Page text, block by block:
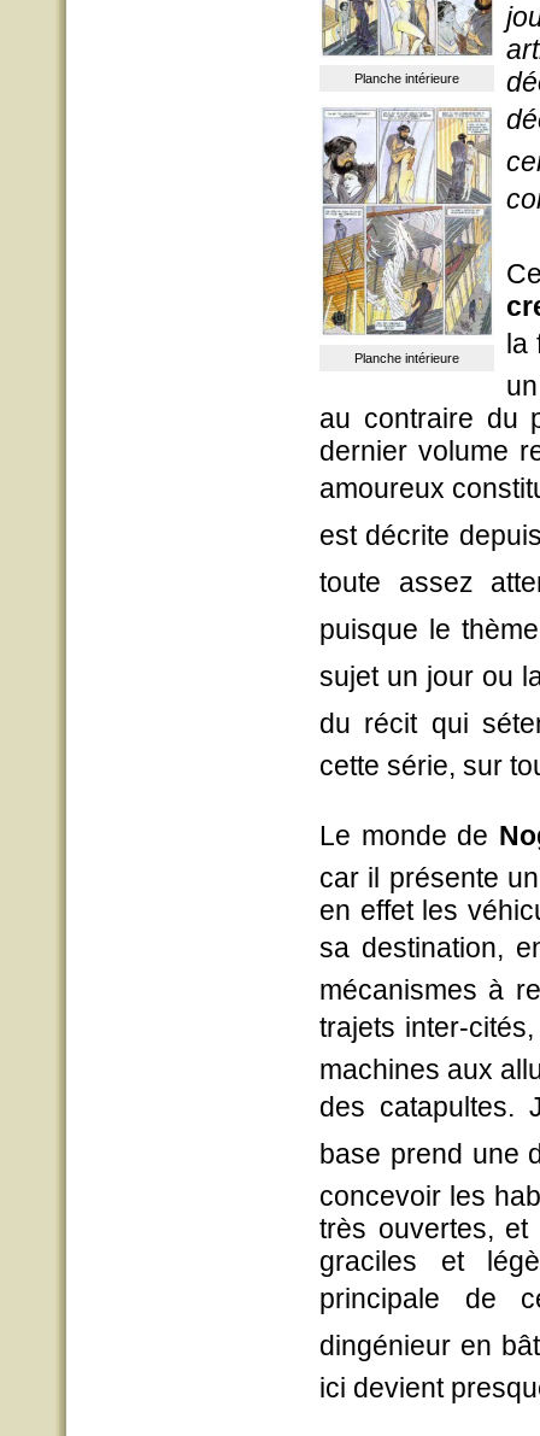
Planche intérieure
Planche intérieure
la
au contraire du
dernier volume
amoureux
est décrite
toute assez
puisque le
sujet un jour ou
du récit qui
cette série, sur
Le monde de
car il présente
en effet les
sa destination,
mécanismes à
trajets inter-cités,
machines aux
des catapultes.
base prend une
concevoir les
très ouvertes, et
graciles et
principale de
dingénieur en
ici devient